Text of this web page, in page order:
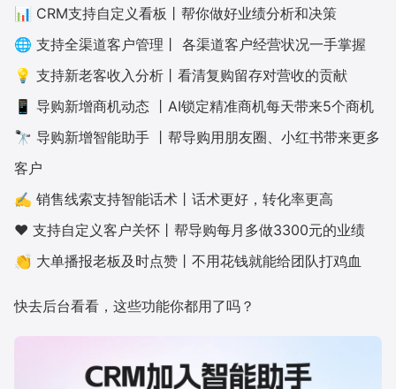
商家社区 社群交流
合作共进
认证服务商
有赞云 数据通服务
📊 CRM支持自定义看板丨帮你做好业绩分析和决策
🌐 支持全渠道客户管理丨 各渠道客户经营状况一手掌握
💡 支持新老客收入分析丨看清复购留存对营收的贡献
📱 导购新增商机动态 丨AI锁定精准商机每天带来5个商机
🔭 导购新增智能助手 丨帮导购用朋友圈、小红书带来更多
客户
✍️ 销售线索支持智能话术丨话术更好，转化率更高
❤️ 支持自定义客户关怀丨帮导购每月多做3300元的业绩
👏 大单播报老板及时点赞丨不用花钱就能给团队打鸡血
快去后台看看，这些功能你都用了吗？